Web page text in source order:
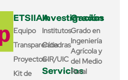
ETSIIAA
Equipo
Transparencia
Proyectos
Kit de
Investigación
Institutos
Cátedras
GIR/UIC
Servicios
Grados
Grado en
Ingeniería
Agrícola y
del Medio
Rural